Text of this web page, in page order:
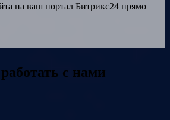
на ваш портал Битрикс24 прямо
с нами